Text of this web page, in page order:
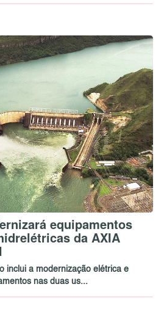
equipamentos
da AXIA
inclui a modernização elétrica e
nas duas us...